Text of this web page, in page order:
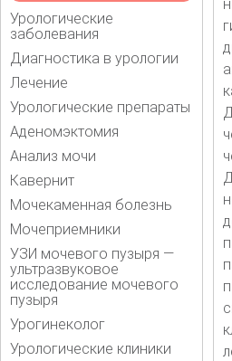
Урологические
заболевания
Диагностика в урологии
Лечение
Урологические препараты
Аденомэктомия
Анализ мочи
Кавернит
Мочекаменная болезнь
Мочеприемники
УЗИ мочевого пузыря —
ультразвуковое
исследование мочевого
пузыря
Урогинеколог
Урологические клиники